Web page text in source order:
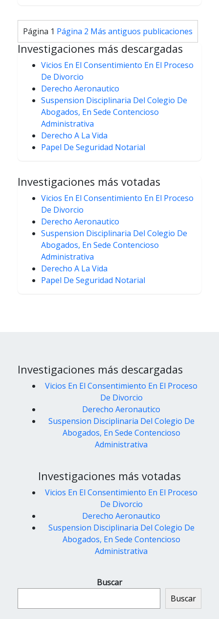
Paginación
de
entradas
Página 1 Página 2 Más antiguos publicaciones
Investigaciones más descargadas
Vicios En El Consentimiento En El Proceso
De Divorcio
Derecho Aeronautico
Suspension Disciplinaria Del Colegio De
Abogados, En Sede Contencioso
Administrativa
Derecho A La Vida
Papel De Seguridad Notarial
Investigaciones más votadas
Vicios En El Consentimiento En El Proceso
De Divorcio
Derecho Aeronautico
Suspension Disciplinaria Del Colegio De
Abogados, En Sede Contencioso
Administrativa
Derecho A La Vida
Papel De Seguridad Notarial
Investigaciones más descargadas
Vicios En El Consentimiento En El Proceso
De Divorcio
Derecho Aeronautico
Suspension Disciplinaria Del Colegio De
Abogados, En Sede Contencioso
Administrativa
Investigaciones más votadas
Vicios En El Consentimiento En El Proceso
De Divorcio
Derecho Aeronautico
Suspension Disciplinaria Del Colegio De
Abogados, En Sede Contencioso
Administrativa
Buscar
Buscar